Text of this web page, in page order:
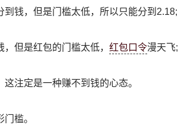
到钱，但是门槛太低，所以只能分到2.18;
，但是红包的门槛太低， 红包口令漫天飞;
注定是一种赚不到钱的心态。
槛。